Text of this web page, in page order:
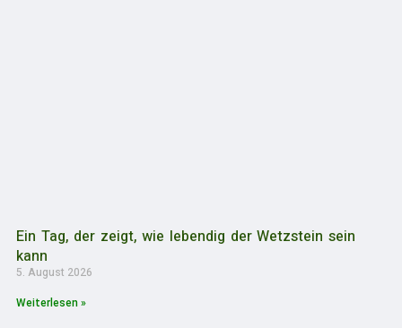
Ein Tag, der zeigt, wie lebendig der Wetzstein sein
kann
5. August 2026
Weiterlesen »